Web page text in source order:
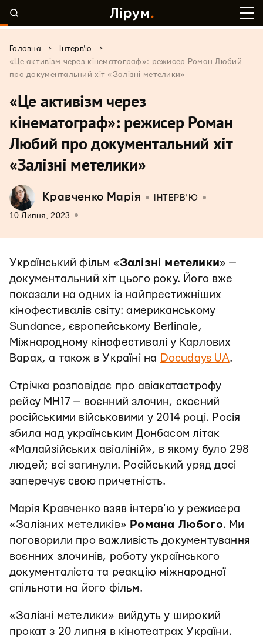
Головна > Інтерв'ю
>
«Це активізм через кінематограф»: режисер Роман Любий
про документальний хіт «Залізні метелики»
«Це активізм через
кінематограф»: режисер Роман
Любий про документальний хіт
«Залізні метелики»
Кравченко Марія ІНТЕРВ'Ю
10 Липня, 2023
Український фільм «Залізні метелики» —
документальний хіт цього року. Його вже
показали на одних із найпрестижніших
кінофестивалів світу: американському
Sundance, європейському Berlinale,
Міжнародному кінофестивалі у Карлових
Варах, а також в Україні на Docudays UA.
Стрічка розповідає про авіакатастрофу
рейсу MH17 — воєнний злочин, скоєний
російськими військовими у 2014 році. Росія
збила над українським Донбасом літак
«Малайзійських авіаліній», в якому було 298
людей; всі загинули. Російський уряд досі
заперечує свою причетність.
Марія Кравченко взяв інтервʼю у режисера
«Залізних метеликів» Романа Любого. Ми
поговорили про важливість документування
воєнних злочинів, роботу українського
документаліста та реакцію міжнародної
спільноти на його фільм.
«Залізні метелики» вийдуть у широкий
прокат з 20 липня в кінотеатрах України.